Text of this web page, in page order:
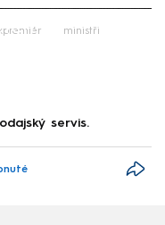
ministři
servis.